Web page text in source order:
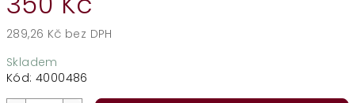
289,26 Kč bez DPH
cena:
Skladem
Kód: 4000486